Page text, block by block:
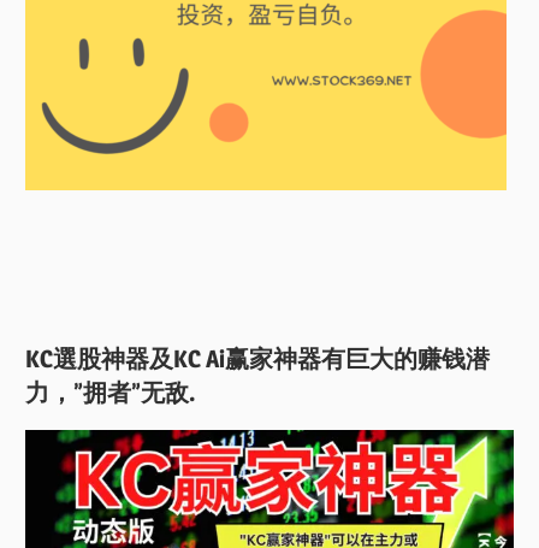
KC選股神器及KC Ai赢家神器有巨大的赚钱潜
力，”拥者”无敌.